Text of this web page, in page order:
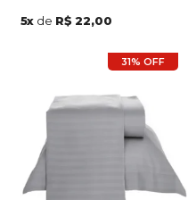
5x de R$ 22,00
31% OFF